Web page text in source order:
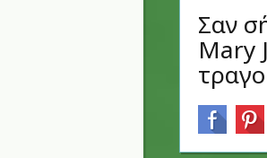
Σαν
Mary